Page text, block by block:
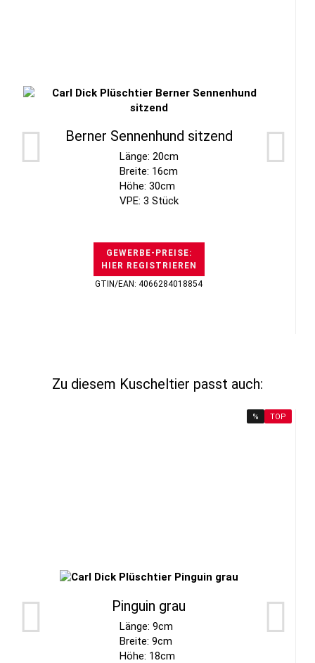
Berner Sennenhund sitzend
Länge: 20cm
Breite: 16cm
Höhe: 30cm
VPE: 3 Stück
GEWERBE-PREISE:
HIER REGISTRIEREN
GTIN/EAN: 4066284018854
Zu diesem Kuscheltier passt auch:
% TOP
Pinguin grau
Länge: 9cm
Breite: 9cm
Höhe: 18cm